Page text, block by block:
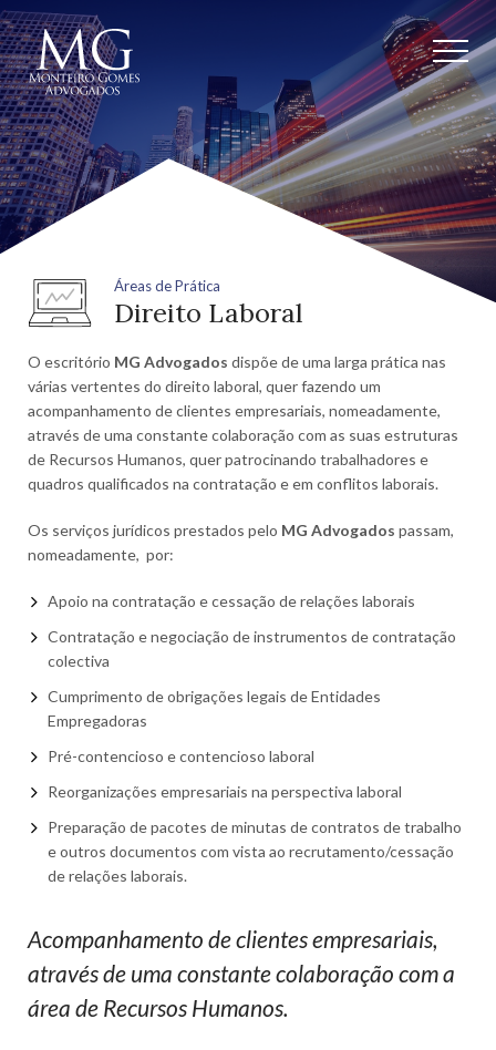
Áreas de Prática
Direito Laboral
O escritório MG Advogados dispõe de uma larga prática nas
várias vertentes do direito laboral, quer fazendo um
acompanhamento de clientes empresariais, nomeadamente,
através de uma constante colaboração com as suas estruturas
de Recursos Humanos, quer patrocinando trabalhadores e
quadros qualificados na contratação e em conflitos laborais.
Os serviços jurídicos prestados pelo MG Advogados passam,
nomeadamente, por:
Apoio na contratação e cessação de relações laborais
Contratação e negociação de instrumentos de contratação
colectiva
Cumprimento de obrigações legais de Entidades
Empregadoras
Pré-contencioso e contencioso laboral
Reorganizações empresariais na perspectiva laboral
Preparação de pacotes de minutas de contratos de trabalho
e outros documentos com vista ao recrutamento/cessação
de relações laborais.
Acompanhamento de clientes empresariais,
através de uma constante colaboração com a
área de Recursos Humanos.